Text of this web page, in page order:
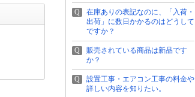
決済 がご
してから
Q
在庫ありの表記なのに、「入荷・
出荷」に数日かかるのはどうして
ですか？
Q
販売されている商品は新品です
か？
Q
設置工事・エアコン工事の料金や
詳しい内容を知りたい。